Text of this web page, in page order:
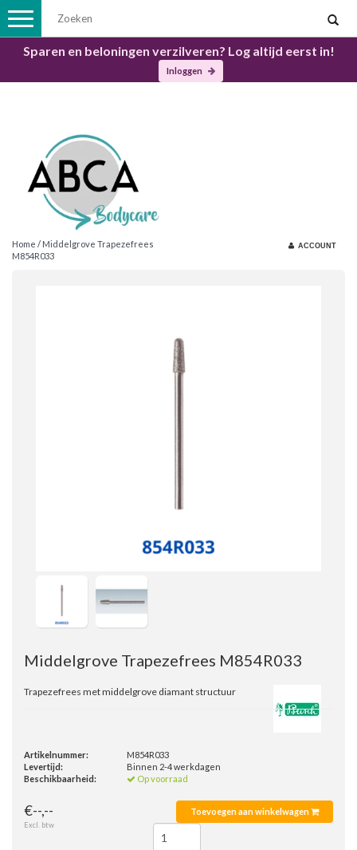
Sparen en beloningen verzilveren? Log altijd eerst in!
Inloggen
Toggle
navigation
Home / Middelgrove Trapezefrees
M854R033
ACCOUNT
Middelgrove Trapezefrees M854R033
Trapezefrees met middelgrove diamant structuur
Artikelnummer:
M854R033
Levertijd:
Binnen 2-4 werkdagen
Beschikbaarheid:
Op voorraad
€--,--
Excl. btw
Toevoegen aan winkelwagen